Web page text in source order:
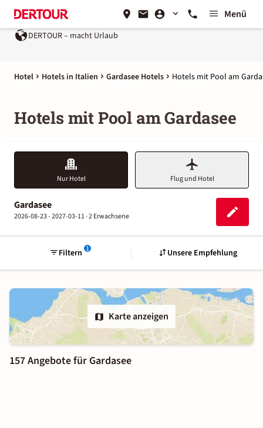
Menü
DERTOUR – macht Urlaub
Hotel Hotels in Italien Gardasee Hotels Hotels mit Pool am
Hotels mit Pool am Gardasee
Nur Hotel Flug und Hotel
Gardasee
2026-08-23 - 2027-03-11 ·2 Erwachsene
1
Filtern Unsere Empfehlung
Karte anzeigen
157 Angebote für Gardasee